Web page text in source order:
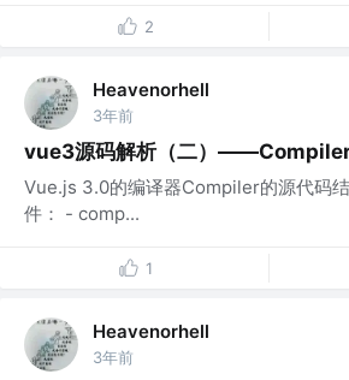
2
Heavenorhell
3年前
vue3源码解析（二）
Vue.js 3.0的编译器Compiler的源代码
件： - comp...
1
Heavenorhell
3年前